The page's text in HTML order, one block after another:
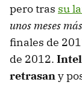
pero tras su
unos meses
finales de
de 2012. Intel
retrasany